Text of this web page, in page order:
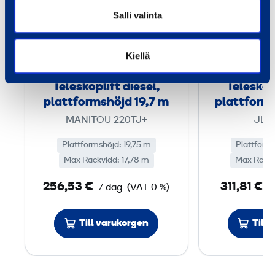
Salli valinta
Kiellä
p
f
t
e
s
Teleskoplift diesel,
plattformshöjd 19,7 m
MANITOU 220TJ+
Plattformshöjd: 19,75 m
Max Räckvidd: 17,78 m
256,53 € / dag (VAT 0 %)
Till varukorgen
Max
311,81 €
Till